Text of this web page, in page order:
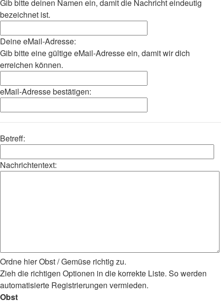
Gib bitte deinen Namen ein, damit die Nachricht eindeutig
bezeichnet ist.
Deine eMail-Adresse:
Gib bitte eine gültige eMail-Adresse ein, damit wir dich
erreichen können.
eMail-Adresse bestätigen:
Betreff:
Nachrichtentext:
Ordne hier Obst / Gemüse richtig zu.
Zieh die richtigen Optionen in die korrekte Liste. So werden
automatisierte Registrierungen vermieden.
Obst